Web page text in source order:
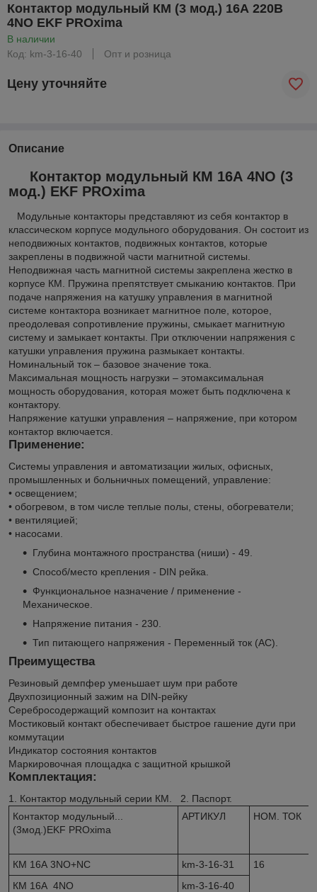
Контактор модульный КМ (3 мод.) 16А 220В
4NО EKF PROxima
В наличии
Код: km-3-16-40
Опт и розница
Цену уточняйте
Описание
Контактор модульный КМ 16А 4NО (3
мод.) EKF PROxima
Модульные контакторы представляют из себя контактор в
классическом корпусе модульного оборудования. Он состоит из
неподвижных контактов, подвижных контактов, которые
закреплены в подвижной части магнитной системы.
Неподвижная часть магнитной системы закреплена жестко в
корпусе КМ. Пружина препятствует смыканию контактов. При
подаче напряжения на катушку управления в магнитной
системе контактора возникает магнитное поле, которое,
преодолевая сопротивление пружины, смыкает магнитную
систему и замыкает контакты. При отключении напряжения с
катушки управления пружина размыкает контакты.
Номинальный ток – базовое значение тока.
Максимальная мощность нагрузки – этомаксимальная
мощность оборудования, которая может быть подключена к
контактору.
Напряжение катушки управления – напряжение, при котором
контактор включается.
Применение:
Системы управления и автоматизации жилых, офисных,
промышленных и больничных помещений, управление:
• освещением;
• обогревом, в том числе теплые полы, стены, обогреватели;
• вентиляцией;
• насосами.
Глубина монтажного пространства (ниши) - 49.
Способ/место крепления - DIN рейка.
Функциональное назначение / применение -
Механическое.
Напряжение питания - 230.
Тип питающего напряжения - Переменный ток (АС).
Преимущества
Резиновый демпфер уменьшает шум при работе
Двухпозиционный зажим на DIN-рейку
Серебросодержащий композит на контактах
Мостиковый контакт обеспечивает быстрое гашение дуги при
коммутации
Индикатор состояния контактов
Маркировочная площадка с защитной крышкой
Комплектация:
1. Контактор модульный серии КМ. 2. Паспорт.
Контактор модульный...
(3мод.)EKF PROxima
АРТИКУЛ НОМ. ТОК
КМ 16А 3NО+NC km-3-16-31
16
КМ 16А 4NО
km-3-16-40